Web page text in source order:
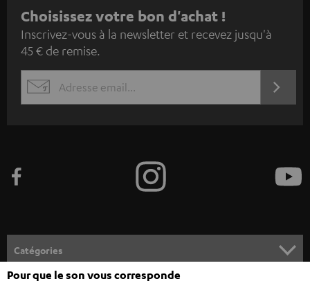
I
n
s
c
r
z
o
u
Choisissez votre bon d'achat !
Inscrivez-vous à la newsletter et recevez jusqu'à
45 € de remise.
EMAIL
Catégories
HOME CINEMA
Pour que le son vous corresponde